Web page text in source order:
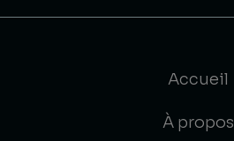
Accueil
À propos